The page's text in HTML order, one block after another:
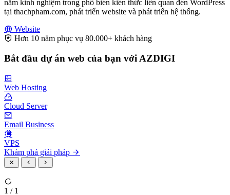
năm kinh nghiệm trong phổ biến kiến thức liên quan đến WordPress
tại thachpham.com, phát triển website và phát triển hệ thống.
Website
Hơn 10 năm phục vụ 80.000+ khách hàng
Bắt đầu dự án web của bạn với AZDIGI
Web Hosting
Cloud Server
Email Business
VPS
Khám phá giải pháp
1 / 1